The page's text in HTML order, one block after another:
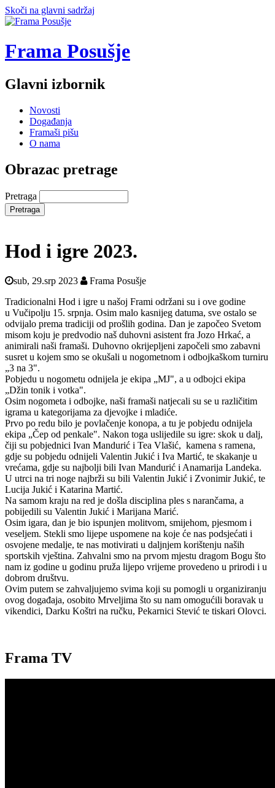
Skoči na glavni sadržaj
Frama Posušje
Glavni izbornik
Novosti
Događanja
Framaši pišu
O nama
Obrazac pretrage
Pretraga
Hod i igre 2023.
sub, 29.srp 2023
Frama Posušje
Tradicionalni Hod i igre u našoj Frami održani su i ove godine
u Vučipolju 15. srpnja. Osim malo kasnijeg datuma, sve ostalo se
odvijalo prema tradiciji od prošlih godina. Dan je započeo Svetom
misom koju je predvodio naš duhovni asistent fra Jozo Hrkać, a
animirali naši framaši. Duhovno okrijepljeni započeli smo zabavni
susret u kojem smo se okušali u nogometnom i odbojkaškom turniru
„3 na 3".
Pobjedu u nogometu odnijela je ekipa „MJ", a u odbojci ekipa
„Džin tonik i votka".
Osim nogometa i odbojke, naši framaši natjecali su se u različitim
igrama u kategorijama za djevojke i mladiće.
Prvo po redu bilo je povlačenje konopa, a tu je pobjedu odnijela
ekipa „Čep od penkale". Nakon toga uslijedile su igre: skok u dalj,
čiji su pobjednici Ivan Mandurić i Tea Vlašić, kamena s ramena,
gdje su pobjedu odnijeli Valentin Jukić i Iva Martić, te skakanje u
vrećama, gdje su najbolji bili Ivan Mandurić i Anamarija Landeka.
U utrci na tri noge najbrži su bili Valentin Jukić i Zvonimir Jukić, te
Lucija Jukić i Katarina Martić.
Na samom kraju na red je došla disciplina ples s narančama, a
pobijedili su Valentin Jukić i Marijana Marić.
Osim igara, dan je bio ispunjen molitvom, smijehom, pjesmom i
veseljem. Stekli smo lijepe uspomene na koje će nas podsjećati i
osvojene medalje, te nas motivirati u daljnjem korištenju naših
sportskih vještina. Zahvalni smo na prvom mjestu dragom Bogu što
nam iz godine u godinu pruža lijepo vrijeme provedeno u prirodi i u
dobrom društvu.
Ovim putem se zahvaljujemo svima koji su pomogli u organiziranju
ovog događaja, osobito Mrveljima što su nam omogućili boravak u
vikendici, Darku Koštri na ručku, Pekarnici Stević te tiskari Olovci.
Frama TV